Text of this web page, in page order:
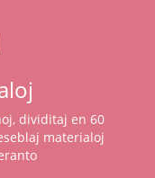
dividitaj en 60
materialoj